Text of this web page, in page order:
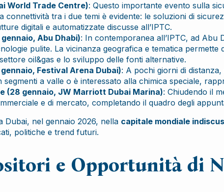
World Trade Centre): Questo importante evento sulla
connettività tra i due temi è evidente: le soluzioni di
digitali e automatizzate discusse all’IPTC.
Abu Dhabi): In contemporanea all’IPTC, ad Abu
pulite. La vicinanza geografica e tematica
oil&gas e lo sviluppo delle fonti alternative.
Festival Arena Dubai): A pochi giorni di
a valle o è interessato alla chimica speciale,
(28 gennaio, JW Marriott Dubai Marina): Chiudendo il
e di mercato, completando il quadro degli
Dubai, nel gennaio 2026, nella capitale mondiale
politiche e trend futuri.
e Opportunità di